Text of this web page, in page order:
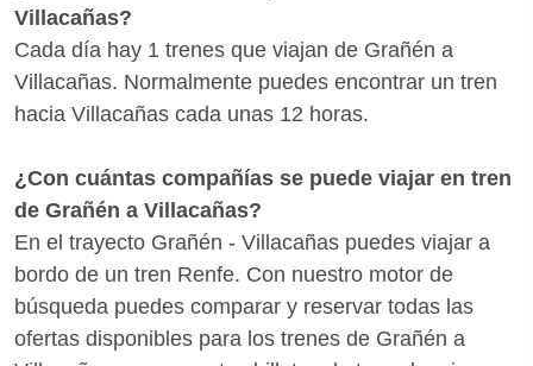
Villacañas?
Cada día hay 1 trenes que viajan de Grañén a
Villacañas. Normalmente puedes encontrar un tren
hacia Villacañas cada unas 12 horas.
¿Con cuántas compañías se puede viajar en tren
de Grañén a Villacañas?
En el trayecto Grañén - Villacañas puedes viajar a
bordo de un tren Renfe. Con nuestro motor de
búsqueda puedes comparar y reservar todas las
ofertas disponibles para los trenes de Grañén a